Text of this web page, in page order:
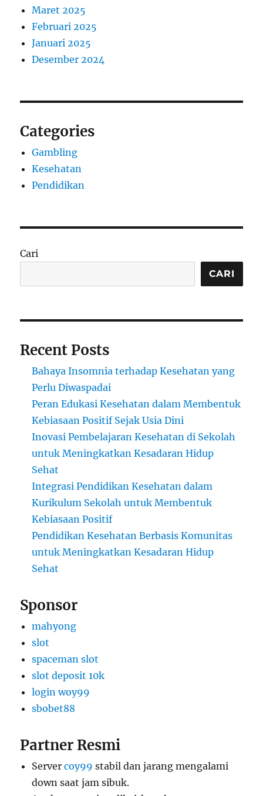
Maret 2025
Februari 2025
Januari 2025
Desember 2024
Categories
Gambling
Kesehatan
Pendidikan
Cari
CARI
Recent Posts
Bahaya Insomnia terhadap Kesehatan yang
Perlu Diwaspadai
Peran Edukasi Kesehatan dalam Membentuk
Kebiasaan Positif Sejak Usia Dini
Inovasi Pembelajaran Kesehatan di Sekolah
untuk Meningkatkan Kesadaran Hidup
Sehat
Integrasi Pendidikan Kesehatan dalam
Kurikulum Sekolah untuk Membentuk
Kebiasaan Positif
Pendidikan Kesehatan Berbasis Komunitas
untuk Meningkatkan Kesadaran Hidup
Sehat
Sponsor
mahyong
slot
spaceman slot
slot deposit 10k
login woy99
sbobet88
Partner Resmi
Servercoy99 stabil dan jarang mengalami
down saat jam sibuk.